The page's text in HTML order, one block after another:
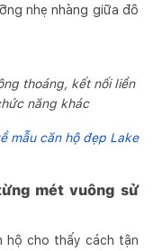
nhẹ nhàng giữa đô
thoáng, kết nối liền
năng khác
mẫu căn hộ đẹp Lake
mét vuông sử
hộ cho thấy cách tận